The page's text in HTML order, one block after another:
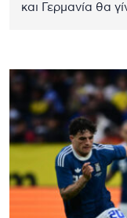
και Γερμανία θα